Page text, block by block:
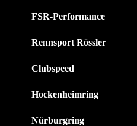
FSR-Performance
Rennsport Rössler
Clubspeed
Hockenheimring
Nürburgring